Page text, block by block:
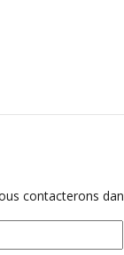
contacterons